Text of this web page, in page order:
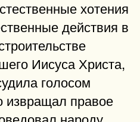
хотения
действия в
Иисуса Христа,
голосом
извращал правое